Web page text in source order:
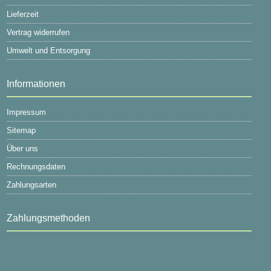
Lieferzeit
Vertrag widerrufen
Umwelt und Entsorgung
Informationen
Impressum
Sitemap
Über uns
Rechnungsdaten
Zahlungsarten
Zahlungsmethoden